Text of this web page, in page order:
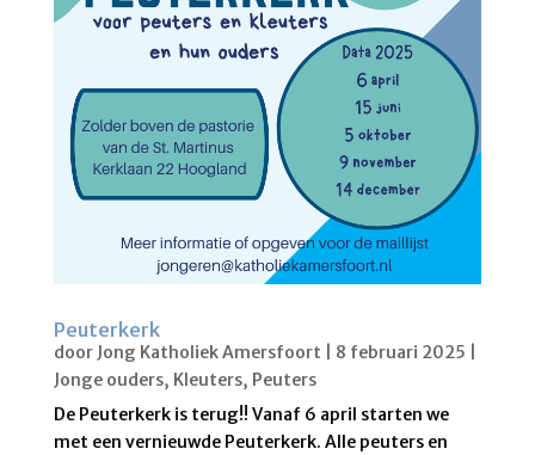
Peuterkerk
door Jong Katholiek Amersfoort 8 februari 2025
Jonge ouders, Kleuters, Peuters
De Peuterkerk is terug!! Vanaf 6 april starten we
met een vernieuwde Peuterkerk. Alle peuters en